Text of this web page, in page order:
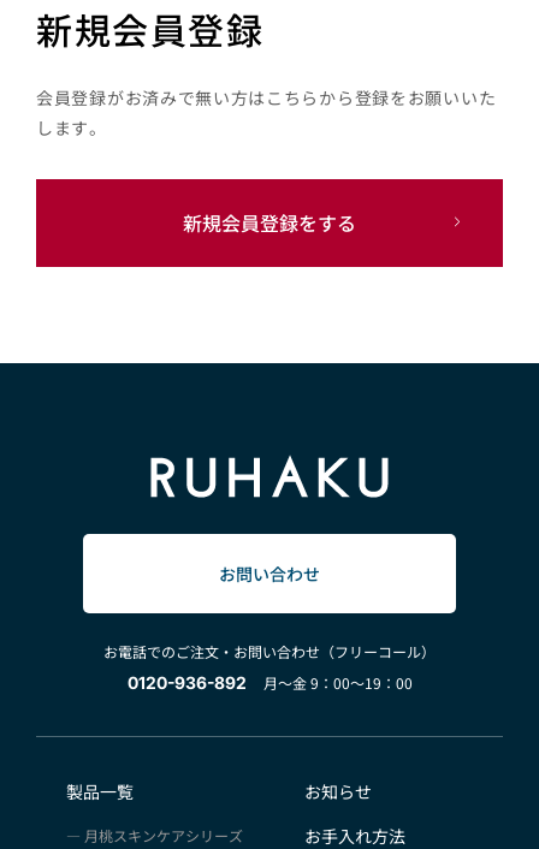
新規会員登録
会員登録がお済みで無い方はこちらから登録をお願いいた
します。
新規会員登録をする
お問い合わせ
お電話でのご注文・お問い合わせ（フリーコール）
0120-936-892
月～金 9：00～19：00
製品一覧
月桃スキンケアシリーズ
お知らせ
お手入れ方法